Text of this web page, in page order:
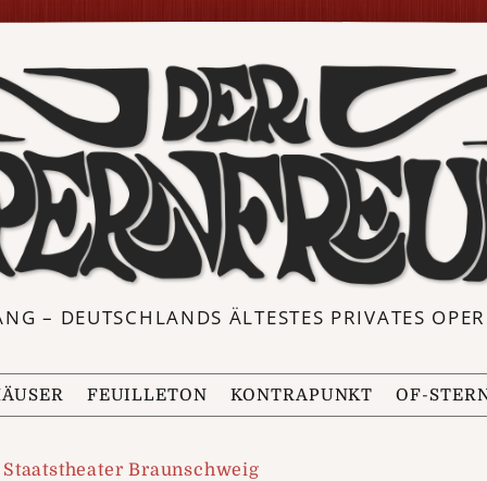
– DEUTSCHLANDS ÄLTESTES PRIVATES
FEUILLETON KONTRAPUNKT OF-
Staatstheater Braunschweig